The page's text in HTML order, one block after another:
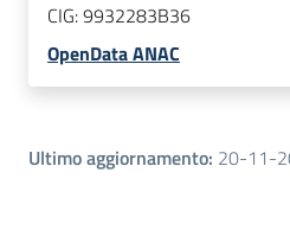
CIG:9932283B36
OpenData ANAC
Ultimo aggiornamento: 20-11-